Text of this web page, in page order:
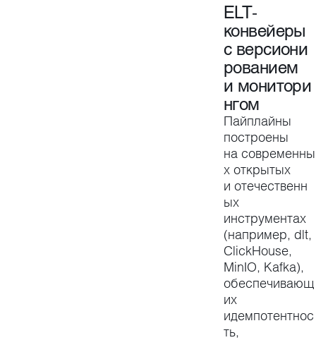
ELT-
конвейеры
с версиони
рованием
и монитори
нгом
Пайплайны
построены
на современны
х открытых
и отечественн
ых
инструментах
(например, dlt,
ClickHouse,
MinIO, Kafka),
обеспечивающ
их
идемпотентнос
ть,